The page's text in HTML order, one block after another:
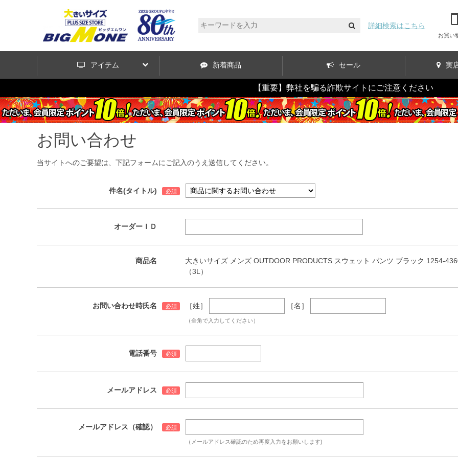
詳細検索はこちら
お買い
アイテム 新着商品 セール 実
【重要】弊社を騙る詐欺サイトにご注意ください
お問い合わせ
当サイトへのご要望は、下記フォームにご記入のうえ送信してください。
件名(タイトル)
オーダーＩＤ
商品名
大きいサイズ メンズ OUTDOOR PRODUCTS スウェット パンツ ブラック 1254-
（3L）
お問い合わせ時氏名 ［姓］ ［名］
（全角で入力してください）
電話番号
メールアドレス
メールアドレス（確認）
（メールアドレス確認のため再度入力をお願いします)